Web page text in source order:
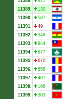
11389. 130
11390. 587
11391. 49
11392. 348
11393. 944
11394. 677
11395. 670
11396. 658
11397. 401
11398. 168
11399. 303